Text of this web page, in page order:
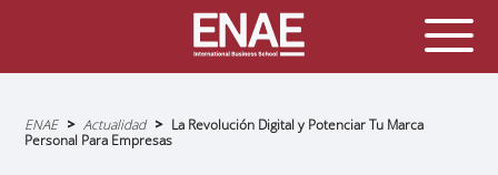
Sobrescribir
enlaces
de
ENAE Actualidad
La Revolución Digital y Potenciar Tu Marca
Personal Para Empresas